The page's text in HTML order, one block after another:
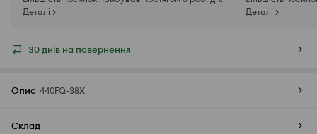
Деталі >
Деталі >
30 днів на повернення
Опис 440FQ-38X
Склад